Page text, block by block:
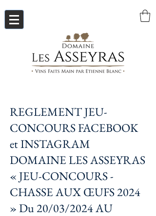
REGLEMENT JEU-
CONCOURS FACEBOOK
et INSTAGRAM
DOMAINE LES ASSEYRAS
« JEU-CONCOURS -
CHASSE AUX ŒUFS 2024
» Du 20/03/2024 AU